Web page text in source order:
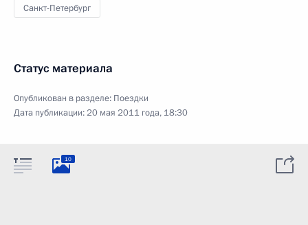
Санкт-Петербург
Статус материала
Опубликован в разделе: Поездки
Дата публикации:20 мая 2011 года, 18:30
10